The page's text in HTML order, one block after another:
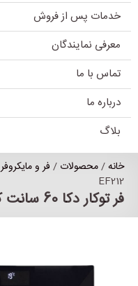
خدمات پس از فروش
معرفی نمایندگان
تماس با ما
درباره ما
بلاگ
فر توکار دکا 60 سانت کد Verona EF212
خانه/محصولات / فر و مایکروفر
EF212